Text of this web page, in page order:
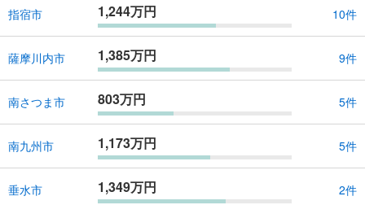
指宿市 1,244万円 10件
薩摩川内市 1,385万円 9件
南さつま市 803万円 5件
南九州市 1,173万円 5件
垂水市 1,349万円 2件